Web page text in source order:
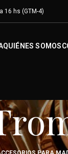
16 hs (GTM-4)
QUIÉNES SOMOS